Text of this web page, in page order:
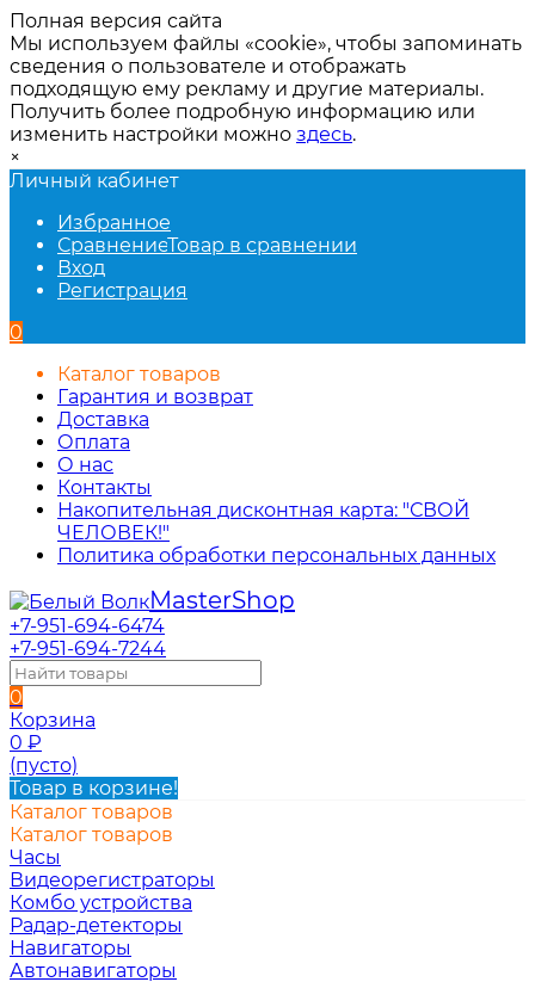
Полная версия сайта
Мы используем файлы «cookie», чтобы запоминать
сведения о пользователе и отображать
подходящую ему рекламу и другие материалы.
Получить более подробную информацию или
изменить настройки можно здесь.
×
Личный кабинет
Избранное
СравнениеТовар в сравнении
Вход
Регистрация
0
Каталог товаров
Гарантия и возврат
Доставка
Оплата
О нас
Контакты
Накопительная дисконтная карта: "СВОЙ
ЧЕЛОВЕК!"
Политика обработки персональных данных
MasterShop
+7-951-694-6474
+7-951-694-7244
0
Корзина
0 ₽
(пусто)
Товар в корзине!
Каталог товаров
Каталог товаров
Часы
Видеорегистраторы
Комбо устройства
Радар-детекторы
Навигаторы
Автонавигаторы